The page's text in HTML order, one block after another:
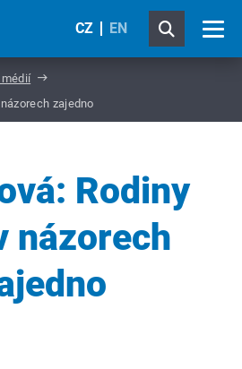
CZ EN
zajedno
Rodiny
názorech